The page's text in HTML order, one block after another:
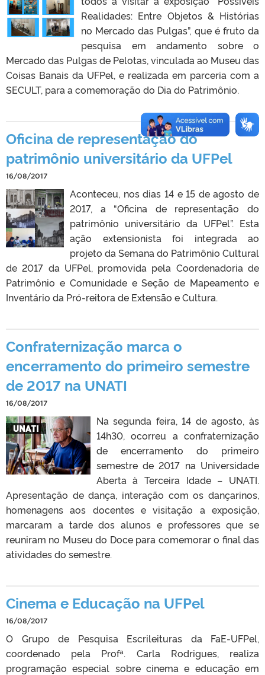
Realidades: Entre Objetos & Histórias
no Mercado das Pulgas”, que é fruto da
pesquisa em andamento sobre o
Mercado das Pulgas de Pelotas, vinculada ao Museu das
Coisas Banais da UFPel, e realizada em parceria com a
SECULT, para a comemoração do Dia do Patrimônio.
Oficina de representação do
patrimônio universitário da UFPel
16/08/2017
Aconteceu, nos dias 14 e 15 de agosto de
2017, a “Oficina de representação do
patrimônio universitário da UFPel”. Esta
ação extensionista foi integrada ao
projeto da Semana do Patrimônio Cultural
de 2017 da UFPel, promovida pela Coordenadoria de
Patrimônio e Comunidade e Seção de Mapeamento e
Inventário da Pró-reitora de Extensão e Cultura.
Confraternização marca o
encerramento do primeiro semestre
de 2017 na UNATI
16/08/2017
Na segunda feira, 14 de agosto, às
14h30, ocorreu a confraternização
de encerramento do primeiro
semestre de 2017 na Universidade
Aberta à Terceira Idade – UNATI.
Apresentação de dança, interação com os dançarinos,
homenagens aos docentes e visitação a exposição,
marcaram a tarde dos alunos e professores que se
reuniram no Museu do Doce para comemorar o final das
atividades do semestre.
Cinema e Educação na UFPel
16/08/2017
O Grupo de Pesquisa Escrileituras da FaE-UFPel,
coordenado pela Profª. Carla Rodrigues, realiza
programação especial sobre cinema e educação em